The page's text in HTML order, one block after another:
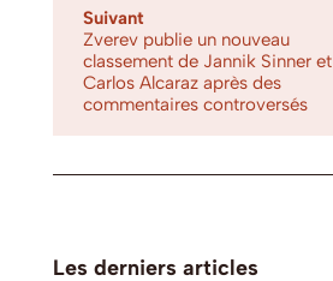
Suivant
Zverev publie un nouveau
classement de Jannik Sinner et
Carlos Alcaraz après des
commentaires controversés
Les derniers articles